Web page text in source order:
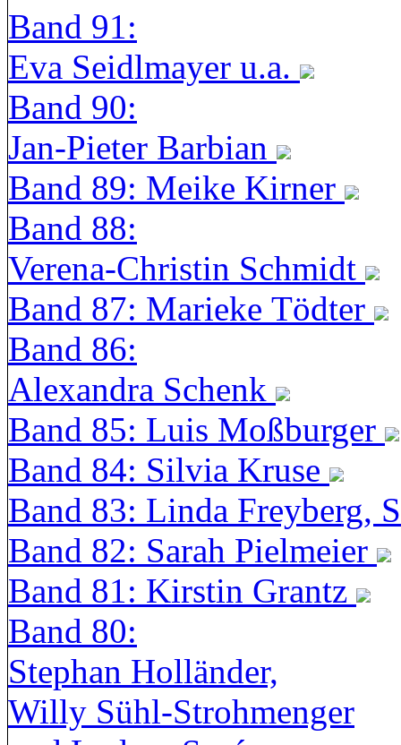
Band 91:
Eva Seidlmayer u.a.
Band 90:
Jan-Pieter Barbian
Band 89: Meike Kirner
Band 88:
Verena-Christin Schmidt
Band 87: Marieke Tödter
Band 86:
Alexandra Schenk
Band 85: Luis Moßburger
Band 84: Silvia Kruse
Band 83: Linda Freyberg,
Band 82: Sarah Pielmeier
Band 81: Kirstin Grantz
Band 80:
Stephan Holländer,
Willy Sühl-Strohmenger